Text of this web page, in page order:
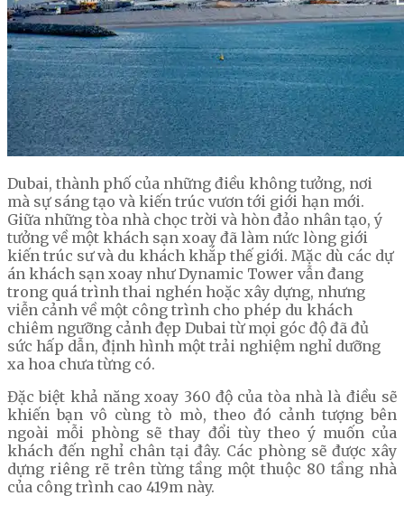
Dubai, thành phố của những điều không tưởng, nơi
mà sự sáng tạo và kiến trúc vươn tới giới hạn mới.
Giữa những tòa nhà chọc trời và hòn đảo nhân tạo, ý
tưởng về một khách sạn xoay đã làm nức lòng giới
kiến trúc sư và du khách khắp thế giới. Mặc dù các dự
án khách sạn xoay như Dynamic Tower vẫn đang
trong quá trình thai nghén hoặc xây dựng, nhưng
viễn cảnh về một công trình cho phép du khách
chiêm ngưỡng cảnh đẹp Dubai từ mọi góc độ đã đủ
sức hấp dẫn, định hình một trải nghiệm nghỉ dưỡng
xa hoa chưa từng có.
Đặc biệt khả năng xoay 360 độ của tòa nhà là điều sẽ
khiến bạn vô cùng tò mò, theo đó cảnh tượng bên
ngoài mỗi phòng sẽ thay đổi tùy theo ý muốn của
khách đến nghỉ chân tại đây. Các phòng sẽ được xây
dựng riêng rẽ trên từng tầng một thuộc 80 tầng nhà
của công trình cao 419m này.